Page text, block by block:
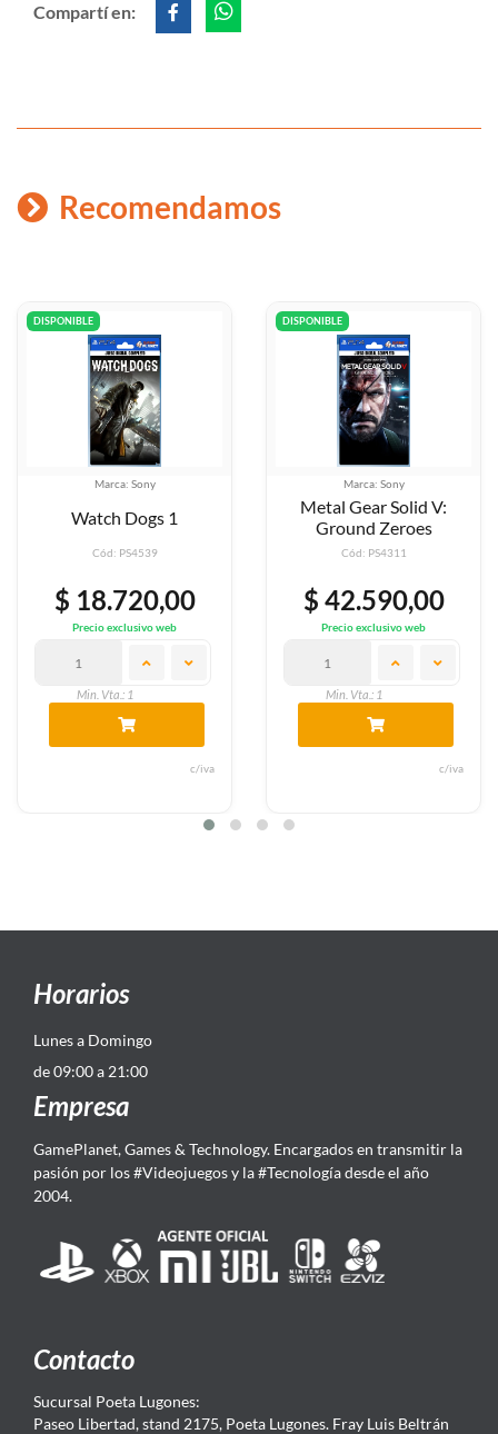
Compartí en:
Recomendamos
Ground Zeroes
$ 42.590,00
Precio exclusivo web
Namco
Volumen 2
$
Precio exclusivo
Horarios
Lunes a Domingo
de 09:00 a 21:00
Empresa
GamePlanet, Games & Technology. Encargados en transmitir la
pasión por los #Videojuegos y la #Tecnología desde el año
2004.
Contacto
Sucursal Poeta Lugones:
Paseo Libertad, stand 2175, Poeta Lugones. Fray Luis Beltrán